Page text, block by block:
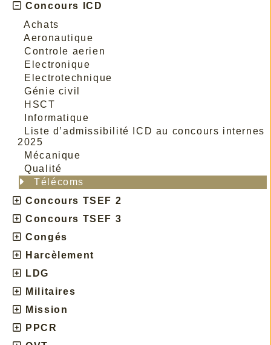
Concours ICD
Achats
Aeronautique
Controle aerien
Electronique
Electrotechnique
Génie civil
HSCT
Informatique
Liste d’admissibilité ICD au concours internes
2025
Mécanique
Qualité
Télécoms
Concours TSEF 2
Concours TSEF 3
Congés
Harcèlement
LDG
Militaires
Mission
PPCR